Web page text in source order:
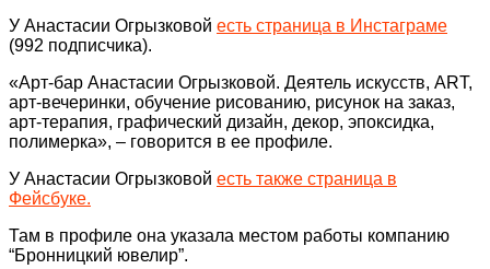
У Анастасии Огрызковой есть страница в Инстаграме
(992 подписчика).
«Арт-бар Анастасии Огрызковой. Деятель искусств, ART,
арт-вечеринки, обучение рисованию, рисунок на заказ,
арт-терапия, графический дизайн, декор, эпоксидка,
полимерка», – говорится в ее профиле.
У Анастасии Огрызковой есть также страница в
Фейсбуке.
Там в профиле она указала местом работы компанию
“Бронницкий ювелир”.